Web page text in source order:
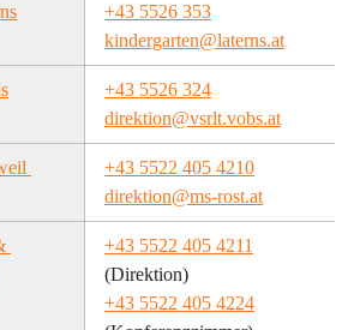
+43 5526 353
kindergarten@laterns.at
+43 5526 324
direktion@vsrlt.vobs.at
+43 5522 405 4210
direktion@ms-rost.at
+43 5522 405 4211
(Direktion)
+43 5522 405 4224